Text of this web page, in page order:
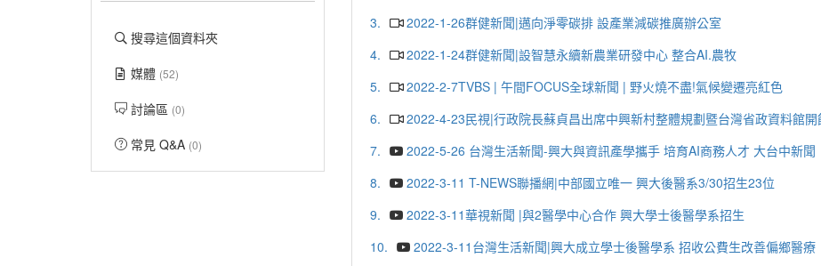
搜尋這個資料夾
媒體 (52)
討論區 (0)
常見 Q&A (0)
3.
2022-1-26群健新聞|邁向淨零碳排 設產業減碳推廣辦公室
4.
2022-1-24群健新聞|設智慧永續新農業研發中心 整合AI.農牧
5.
2022-2-7TVBS | 午間FOCUS全球新聞 | 野火燒不盡!氣候變遷亮紅色
6.
2022-4-23民視|行政院長蘇貞昌出席中興新村整體規劃暨台灣省政資料館開
7.
2022-5-26 台灣生活新聞-興大與資訊產學攜手 培育AI商務人才 大台中新聞
8.
2022-3-11 T-NEWS聯播網|中部國立唯一 興大後醫系3/30招生23位
9.
2022-3-11華視新聞 |與2醫學中心合作 興大學士後醫學系招生
10.
2022-3-11台灣生活新聞|興大成立學士後醫學系 招收公費生改善偏鄉醫療